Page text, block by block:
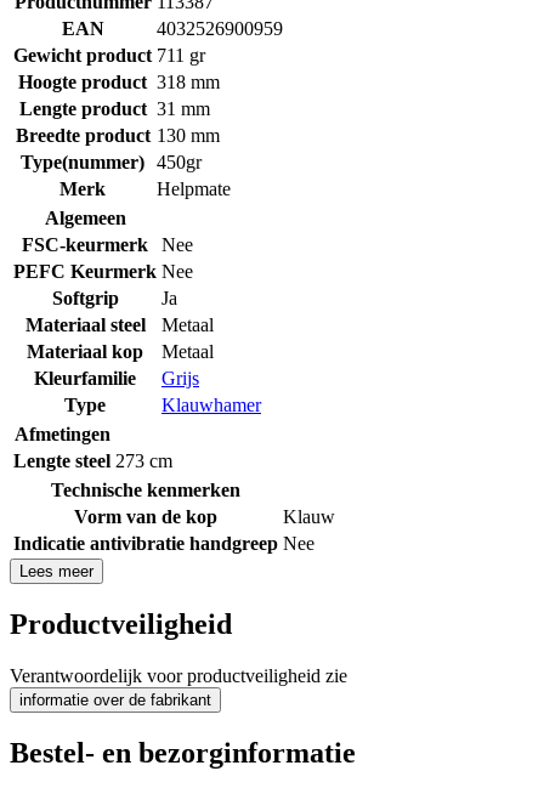
EAN
4032526900959
Gewicht product 711 gr
Hoogte product 318 mm
Lengte product 31 mm
Breedte product 130 mm
Type(nummer) 450gr
Merk
Helpmate
Algemeen
FSC-keurmerk
Nee
PEFC Keurmerk Nee
Softgrip
Ja
Materiaal steel
Metaal
Materiaal kop
Metaal
Kleurfamilie
Grijs
Type
Klauwhamer
Afmetingen
Lengte steel 273 cm
Technische kenmerken
Vorm van de kop
Klauw
Indicatie antivibratie handgreep Nee
Lees meer
Productveiligheid
Verantwoordelijk voor productveiligheid zie
informatie over de fabrikant
Bestel- en bezorginformatie